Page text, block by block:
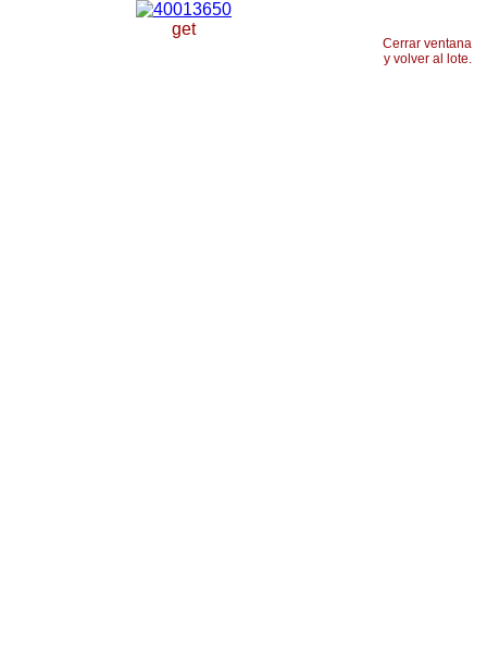
Cerrar ventana
y volver al lote.
get